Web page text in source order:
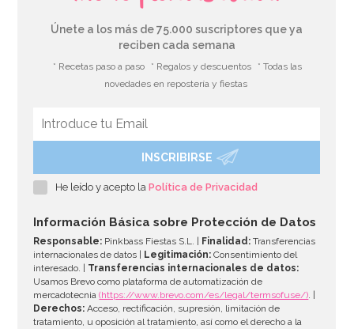
Careta de Halloween Zombi Calavera
AÑADIR
Únete a los más de 75.000 suscriptores que ya
reciben cada semana
* Recetas paso a paso * Regalos y descuentos
* Todas las
novedades en repostería y fiestas
INSCRIBIRSE
He leído y acepto laPolítica de Privacidad
Información Básica sobre Protección de Datos
Responsable: Pinkbass Fiestas S.L. | Finalidad: Transferencias
internacionales de datos |
Legitimación: Consentimiento del
interesado. | Transferencias internacionales de datos:
Usamos Brevo como plataforma de automatización de
mercadotecnia(https://www.brevo.com/es/legal/termsofuse/). |
Derechos: Acceso, rectificación, supresión, limitación de
tratamiento, u oposición al tratamiento, así como el derecho a la